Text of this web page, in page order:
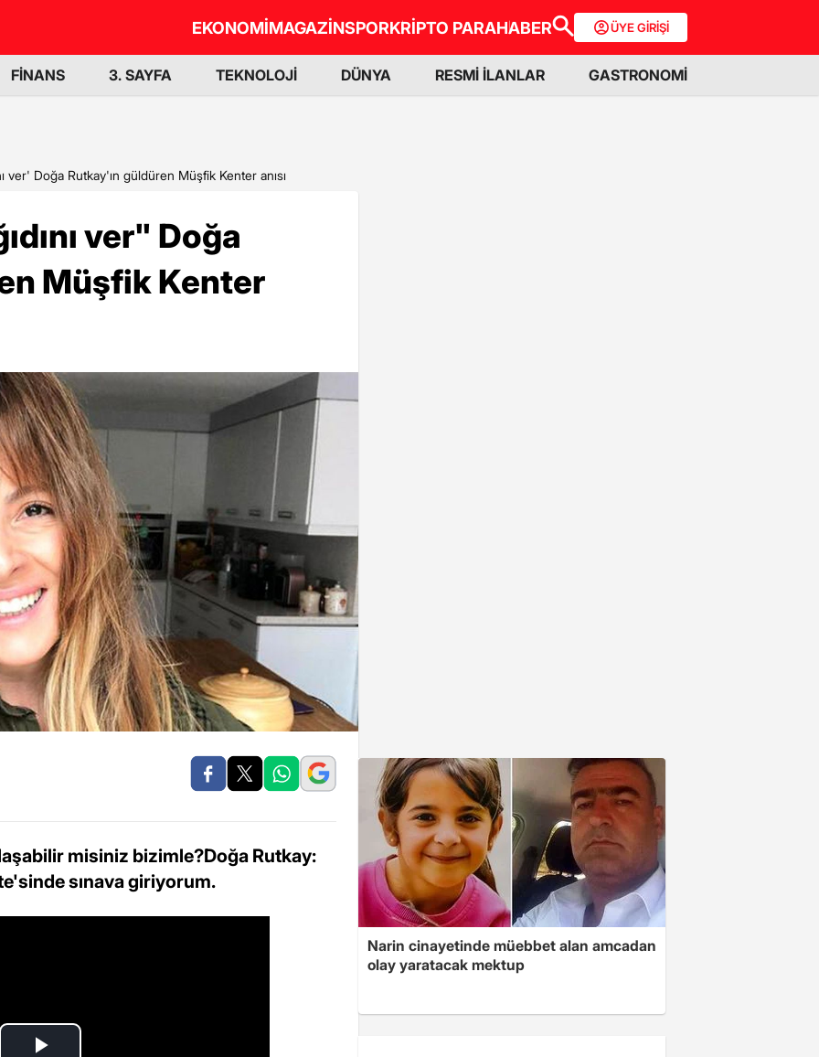
EKONOMİMAGAZİNSPORKRİPTO PARAHABER ÜYE GİRİŞİ
FİNANS 3. SAYFA TEKNOLOJİ DÜNYA RESMİ İLANLAR GASTRONOMİ
ver' Doğa Rutkay'ın güldüren Müşfik Kenter anısı
ver" Doğa
Müşfik Kenter
misiniz bizimle?Doğa Rutkay:
sınava giriyorum.
Narin cinayetinde müebbet alan amcadan
olay yaratacak mektup